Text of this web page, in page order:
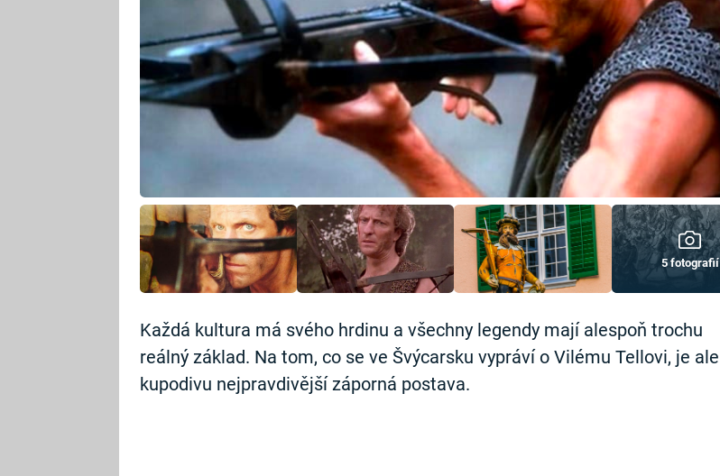
5 fotografií
Každá kultura má svého hrdinu a všechny legendy mají alespoň trochu
reálný základ. Na tom, co se ve Švýcarsku vypráví o Vilému Tellovi, je ale
kupodivu nejpravdivější záporná postava.